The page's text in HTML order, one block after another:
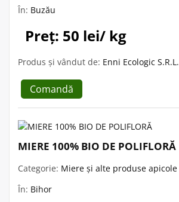
În: Buzău
Preț: 50 lei/ kg
Produs și vândut de: Enni Ecologic S.R.L.
Comandă
MIERE 100% BIO DE POLIFLORĂ
Categorie: Miere și alte produse apicole
În: Bihor